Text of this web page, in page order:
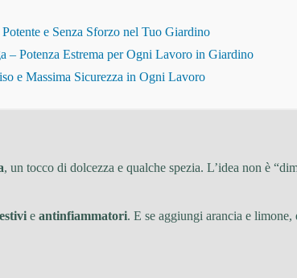
e Senza Sforzo nel Tuo Giardino
Potenza Estrema per Ogni Lavoro in Giardino
e Massima Sicurezza in Ogni Lavoro
, un tocco di dolcezza e qualche spezia. L’idea non è
e antinfiammatori. E se aggiungi arancia e